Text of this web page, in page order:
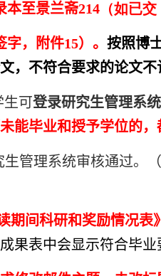
本至景兰斋214 （如已
，附件15）。 按照博
，不符合要求的论文不
生可登录研究生管理系
能毕业和授予学位的，
生管理系统审核通过。
期间科研和奖励情况表》
果表中会显示符合毕